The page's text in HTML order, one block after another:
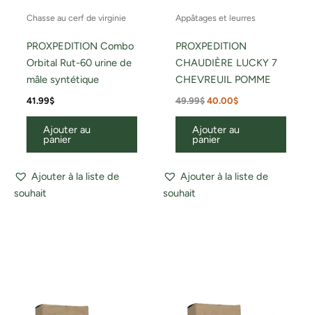
Chasse au cerf de virginie
PROXPEDITION Combo
Orbital Rut-60 urine de
mâle syntétique
41.99$
Ajouter au
panier
Ajouter à la liste de
souhait
Appâtages et leurres
PROXPEDITION
CHAUDIÈRE LUCKY 7
CHEVREUIL POMME
49.99$ 40.00$
Ajouter au
panier
Ajouter à la liste de
souhait